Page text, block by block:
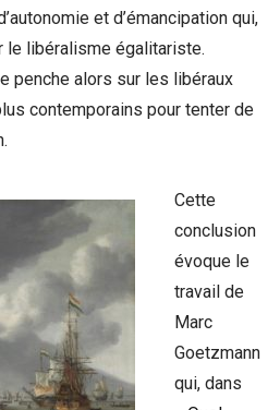
et d’émancipation qui,
libéralisme égalitariste.
penche alors sur les libéraux
contemporains pour tenter de
Cette
conclusion
évoque le
travail de
Marc
Goetzmann
qui, dans